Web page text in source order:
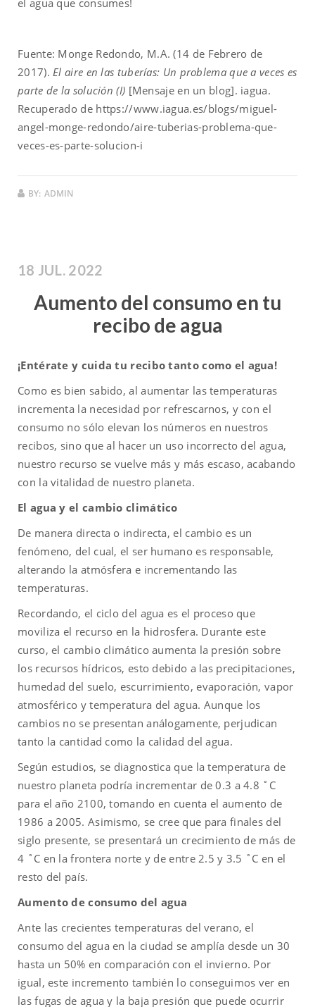
el agua que consumes!
Fuente: Monge Redondo, M.A. (14 de Febrero de
2017).El aire en las tuberías: Un problema que a veces es
parte de la solución (I) [Mensaje en un blog]. iagua.
Recuperado de https://www.iagua.es/blogs/miguel-
angel-monge-redondo/aire-tuberias-problema-que-
veces-es-parte-solucion-i
BY: ADMIN
18 JUL. 2022
Aumento del consumo en tu
recibo de agua
¡Entérate y cuida tu recibo tanto como el agua!
Como es bien sabido, al aumentar las temperaturas
incrementa la necesidad por refrescarnos, y con el
consumo no sólo elevan los números en nuestros
recibos, sino que al hacer un uso incorrecto del agua,
nuestro recurso se vuelve más y más escaso, acabando
con la vitalidad de nuestro planeta.
El agua y el cambio climático
De manera directa o indirecta, el cambio es un
fenómeno, del cual, el ser humano es responsable,
alterando la atmósfera e incrementando las
temperaturas.
Recordando, el ciclo del agua es el proceso que
moviliza el recurso en la hidrosfera. Durante este
curso, el cambio climático aumenta la presión sobre
los recursos hídricos, esto debido a las precipitaciones,
humedad del suelo, escurrimiento, evaporación, vapor
atmosférico y temperatura del agua. Aunque los
cambios no se presentan análogamente, perjudican
tanto la cantidad como la calidad del agua.
Según estudios, se diagnostica que la temperatura de
nuestro planeta podría incrementar de 0.3 a 4.8 ˚C
para el año 2100, tomando en cuenta el aumento de
1986 a 2005.­ Asimismo, se cree que para finales del
siglo presente, se presentará un crecimiento de más de
4 ˚C en la frontera norte y de entre 2.5 y 3.5 ˚C en el
resto del país.
Aumento de consumo del agua
Ante las crecientes temperaturas del verano, el
consumo del agua en la ciudad se amplía desde un 30
hasta un 50% en comparación con el invierno. Por
igual, este incremento también lo conseguimos ver en
las fugas de agua y la baja presión que puede ocurrir